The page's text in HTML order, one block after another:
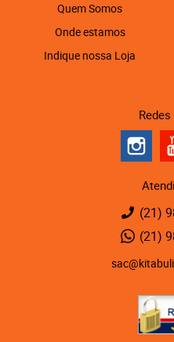
Quem Somos
Onde estamos
Indique nossa Loja
(21)
(21)